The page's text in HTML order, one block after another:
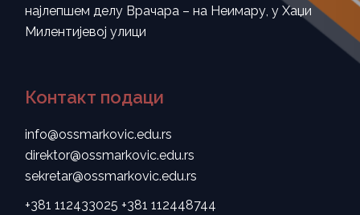
најлепшем делу Врачара – на Неимару, у Хаџи
Милентијевој улици
Контакт подаци
info@ossmarkovic.edu.rs
direktor@ossmarkovic.edu.rs
sekretar@ossmarkovic.edu.rs
+381 112433025 +381 112448744